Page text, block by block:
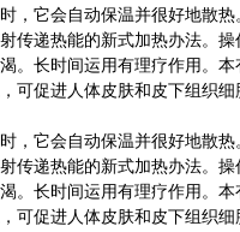
它会自动保温并很好地散热
递热能的新式加热办法。操
长时间运用有理疗作用。本
促进人体皮肤和皮下组织细
它会自动保温并很好地散热
递热能的新式加热办法。操
长时间运用有理疗作用。本
促进人体皮肤和皮下组织细